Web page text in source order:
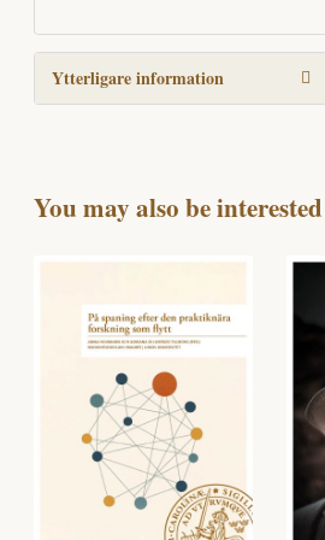
Ytterligare information
You may also be